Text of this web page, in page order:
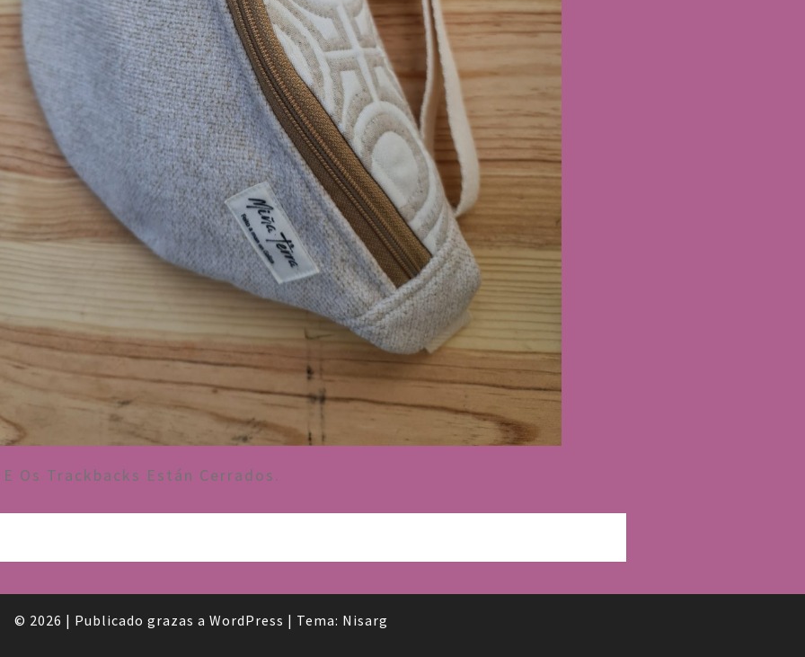
Os Trackbacks Están Cerrados.
© 2026 | Publicado grazas a WordPress | Tema: Nisarg